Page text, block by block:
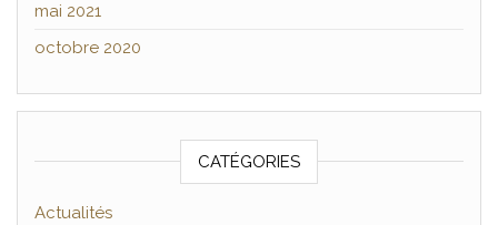
mai 2021
octobre 2020
CATÉGORIES
Actualités